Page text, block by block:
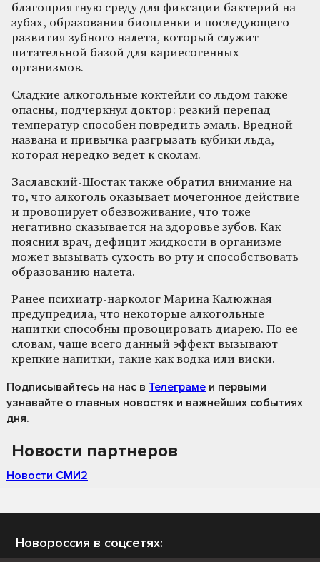
благоприятную среду для фиксации бактерий на
зубах, образования биопленки и последующего
развития зубного налета, который служит
питательной базой для кариесогенных
организмов.
Сладкие алкогольные коктейли со льдом также
опасны, подчеркнул доктор: резкий перепад
температур способен повредить эмаль. Вредной
названа и привычка разгрызать кубики льда,
которая нередко ведет к сколам.
Заславский-Шостак также обратил внимание на
то, что алкоголь оказывает мочегонное действие
и провоцирует обезвоживание, что тоже
негативно сказывается на здоровье зубов. Как
пояснил врач, дефицит жидкости в организме
может вызывать сухость во рту и способствовать
образованию налета.
Ранее психиатр-нарколог Марина Калюжная
предупредила, что некоторые алкогольные
напитки способны провоцировать диарею. По ее
словам, чаще всего данный эффект вызывают
крепкие напитки, такие как водка или виски.
Подписывайтесь на нас в Телеграме и первыми
узнавайте о главных новостях и важнейших событиях
дня.
Новости партнеров
Новости СМИ2
Новороссия в соцсетях: